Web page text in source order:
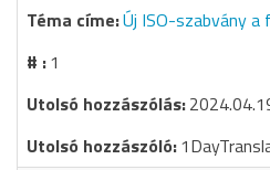
Új ISO-szabvány a
1